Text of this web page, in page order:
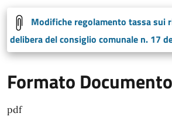
Modifiche regolamento tassa sui
delibera del consiglio comunale n. 17
Formato Documento
pdf